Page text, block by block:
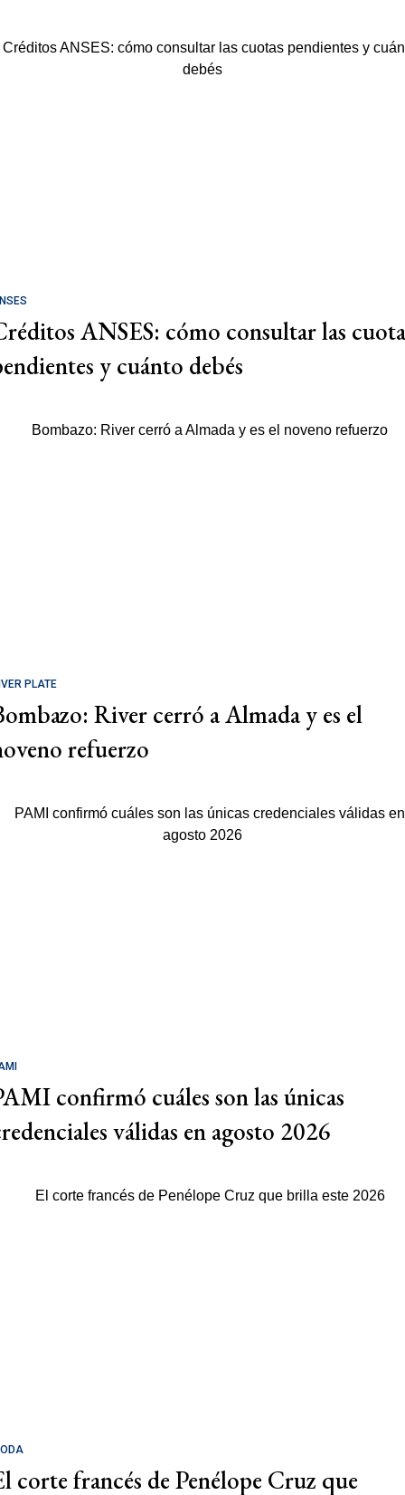
ANSES: cómo consultar las
y cuánto debés
PLATE
River cerró a Almada y es el
refuerzo
confirmó cuáles son las únicas
válidas en agosto 2026
corte francés de Penélope Cruz que